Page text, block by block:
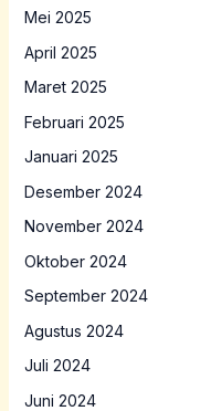
Mei 2025
April 2025
Maret 2025
Februari 2025
Januari 2025
Desember 2024
November 2024
Oktober 2024
September 2024
Agustus 2024
Juli 2024
Juni 2024